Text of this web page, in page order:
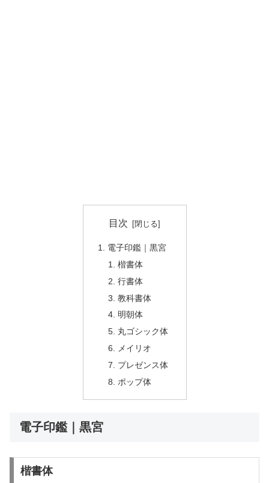
目次
電子印鑑｜黒宮
楷書体
行書体
教科書体
明朝体
丸ゴシック体
メイリオ
プレゼンス体
ポップ体
電子印鑑｜黒宮
楷書体